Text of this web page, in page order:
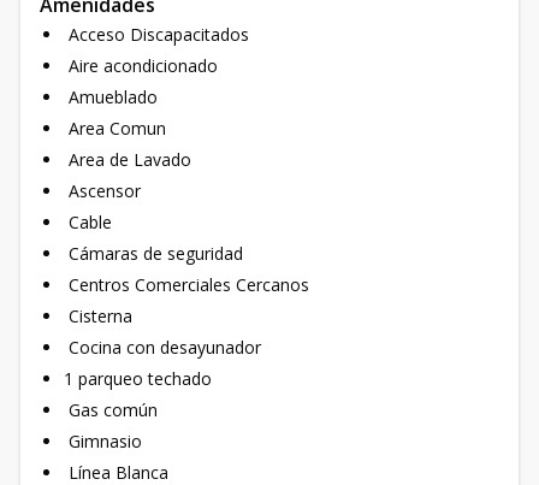
Acceso Discapacitados
Aire acondicionado
Amueblado
Area Comun
Area de Lavado
Ascensor
Cable
Cámaras de seguridad
Centros Comerciales Cercanos
Cisterna
Cocina con desayunador
1 parqueo techado
Gas común
Gimnasio
Línea Blanca